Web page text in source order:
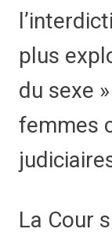
plus
du sexe
femmes
La Cour